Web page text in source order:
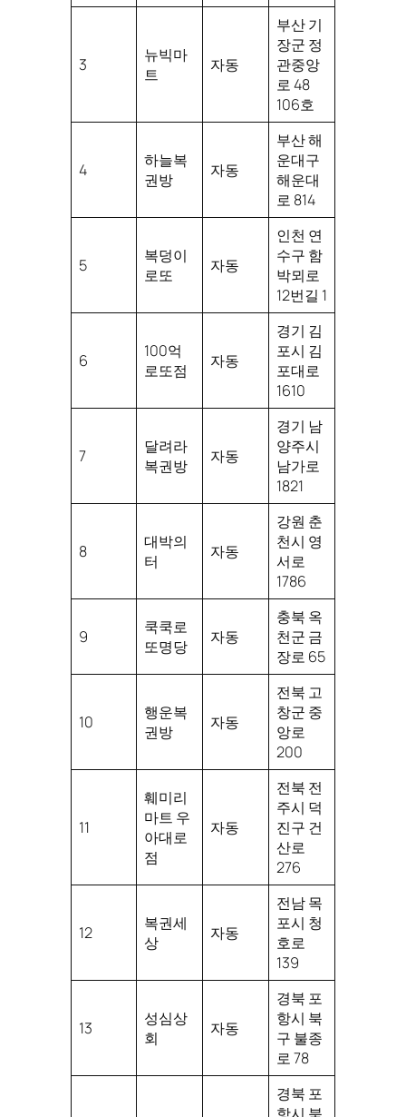
3
뉴빅마
트
자동
부산 기
장군 정
관중앙
로 48
106호
4
하늘복
권방
자동
부산 해
운대구
해운대
로 814
5
복덩이
로또
자동
인천 연
수구 함
박뫼로
12번길 1
6
100억
로또점
자동
경기 김
포시 김
포대로
1610
7
달려라
복권방
자동
경기 남
양주시
남가로
1821
8
대박의
터
자동
강원 춘
천시 영
서로
1786
9
쿡쿡로
또명당
자동
충북 옥
천군 금
장로 65
10
행운복
권방
자동
전북 고
창군 중
앙로
200
11
훼미리
마트 우
아대로
점
자동
전북 전
주시 덕
진구 건
산로
276
12
복권세
상
자동
전남 목
포시 청
호로
139
13
성심상
회
자동
경북 포
항시 북
구 불종
로 78
경북 포